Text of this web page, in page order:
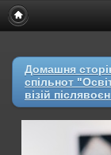
Домашня
спільнот
візій